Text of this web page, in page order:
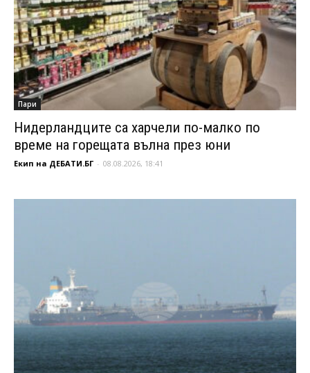
Пари
Нидерландците са харчели по-малко по
време на горещата вълна през юни
Екип на ДЕБАТИ.БГ - 08.08.2026, 18:41